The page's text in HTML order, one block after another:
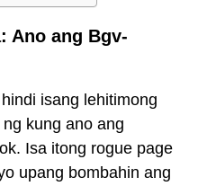
Ano ang Bgv-
isang lehitimong
kung ano ang
Isa itong rogue page
upang bombahin ang